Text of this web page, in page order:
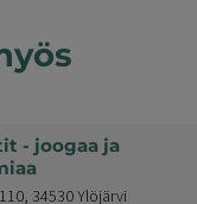
- joogaa ja
34530 Ylöjärvi